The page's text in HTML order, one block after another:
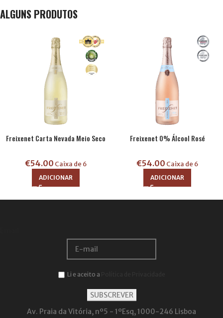
ALGUNS PRODUTOS
Freixenet Carta Nevada Meio Seco
€54.00 Caixa de 6
ADICIONAR
Freixenet 0% Álcool Rosé
€54.00 Caixa de 6
ADICIONAR
Li e aceito a
Av. Praia da Vitória, nº5 - 1ºEsq, 1000-246 Lisboa